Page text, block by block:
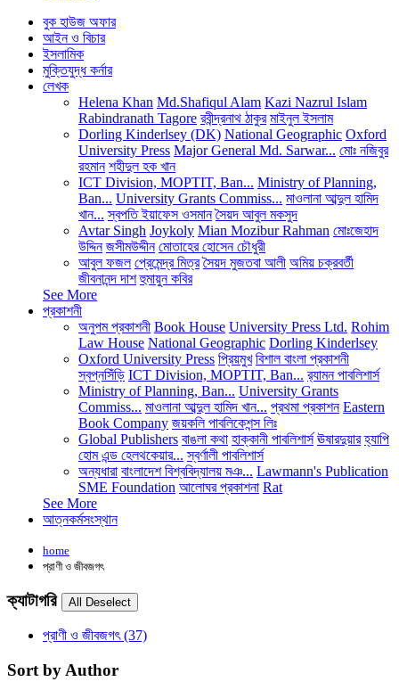
বুক হাউজ অফার
আইন ও বিচার
ইসলামিক
মুক্তিযুদ্ধ কর্নার
লেখক
Helena Khan Md.Shafiqul Alam Kazi Nazrul Islam
Rabindranath Tagore রবীন্দ্রনাথ ঠাকুর মাইনুল ইসলাম
Dorling Kinderlsey (DK) National Geographic Oxford
University Press Major General Md. Sarwar... মোঃ নজিবুর
রহমান শহীদুল হক খান
ICT Division, MOPTIT, Ban... Ministry of Planning,
Ban... University Grants Commiss... মাওলানা আব্দুল হামিদ
খান... স্বপতি ইয়াফেস ওসমান সৈয়দ আবুল মকসুদ
Avtar Singh Joykoly Mian Mozibur Rahman মোঃজেহাদ
উদ্দিন জসীমউদ্দীন মোতাহের হোসেন চৌধুরী
আবুল ফজল প্রেমেন্দ্র মিত্র সৈয়দ মুজতবা আলী অমিয় চক্রবর্তী
জীবনানন্দ দাশ হুমায়ুন কবির
See More
প্রকাশনী
অনুপম প্রকাশনী Book House University Press Ltd. Rohim
Law House National Geographic Dorling Kinderlsey
Oxford University Press প্রিয়মুখ বিশাল বাংলা প্রকাশনী
স্বপ্নসিঁড়ি ICT Division, MOPTIT, Ban... র‍্যামন পাবলিশার্স
Ministry of Planning, Ban... University Grants
Commiss... মাওলানা আব্দুল হামিদ খান... প্রথমা প্রকাশন Eastern
Book Company জয়কলি পাবলিকেশন্স লিঃ
Global Publishers বাঙলা কথা হাক্কানী পাবলিশার্স ঊষারদুয়ার হ্যাপি
হোম এন্ড হেলথকেয়ার... স্বর্ণালী পাবলিশার্স
অন্যধারা বাংলাদেশ বিশ্ববিদ্যালয় মঞ... Lawmann's Publication
SME Foundation আলোঘর প্রকাশনা Rat
See More
আত্নকর্মসংস্থান
home
প্রাণী ও জীবজগৎ
ক্যাটাগরি
প্রাণী ও জীবজগৎ(37)
Sort by Author